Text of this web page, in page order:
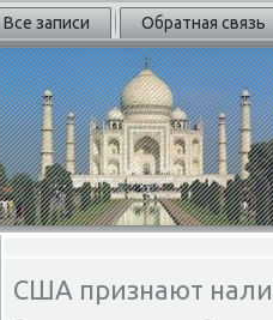
Все записи Обратная связь
США признают